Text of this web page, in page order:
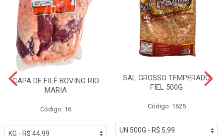
CAPA DE FILÉ BOVINO RIO
MARIA
Código: 16
SAL GROSSO TEMPERADO
FIEL 500G
Código: 1625